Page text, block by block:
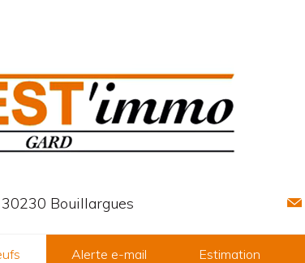
Bouillargues
Alerte e-mail Estimation